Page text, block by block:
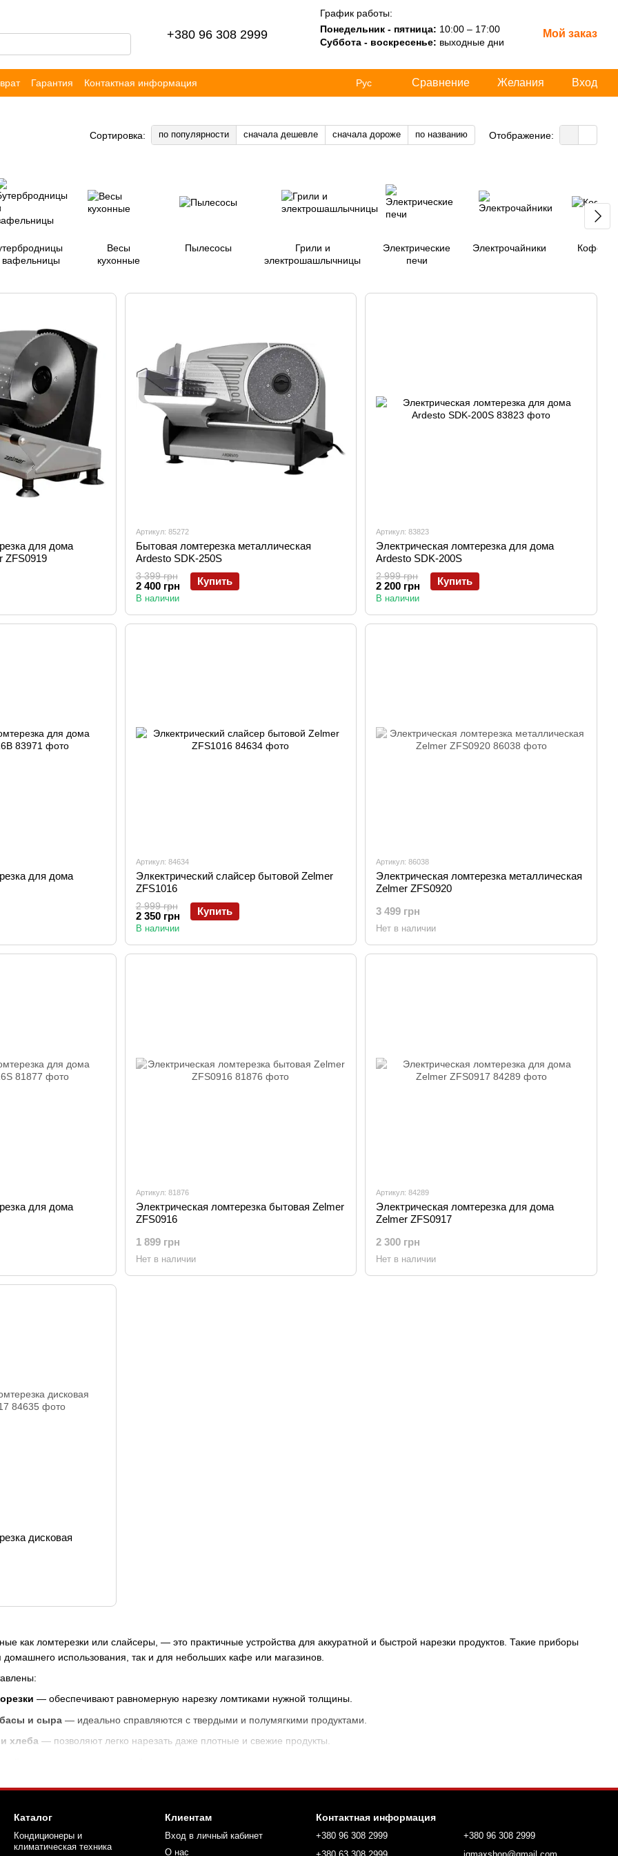
+380 96 308 2999
График работы:
Понедельник - пятница: 10:00 – 17:00
Суббота - воскресенье: выходные дни
Мой заказ
Гарантия
Контактная информация
публичной оферты Блог Отзывы
Рус Сравнение Желания Вход
Сортировка: по популярности сначала дешевле сначала дороже по названию Отображение:
вафельницы
Весы
кухонные
Пылесосы
Грили и
электрошашлычницы
Электрические
печи
Электрочайники
как ломтерезки или слайсеры, — это практичные устройства для аккуратной и быстрой нарезки продуктов. Такие приборы
домашнего использования, так и для небольших кафе или магазинов.
— обеспечивают равномерную нарезку ломтиками нужной толщины.
и сыра — идеально справляются с твердыми и полумягкими продуктами.
хлеба — позволяют легко нарезать даже плотные и свежие продукты.
для дома
ZFS0919
Артикул: 85272
Бытовая ломтерезка металлическая
Ardesto SDK-250S
3 399 грн
2 400 грн Купить
В наличии
Артикул: 83823
Электрическая ломтерезка для дома
Ardesto SDK-200S
2 999 грн
2 200 грн Купить
В наличии
для дома
Артикул: 84634
Элкектрический слайсер бытовой Zelmer
ZFS1016
2 999 грн
2 350 грн Купить
В наличии
Артикул: 86038
Электрическая ломтерезка металлическая
Zelmer ZFS0920
3 499 грн
Нет в наличии
для дома
Артикул: 81876
Электрическая ломтерезка бытовая Zelmer
ZFS0916
1 899 грн
Нет в наличии
Артикул: 84289
Электрическая ломтерезка для дома
Zelmer ZFS0917
2 300 грн
Нет в наличии
дисковая
Каталог
Кондиционеры и
климатическая техника
Клиентам
Вход в личный кабинет
О нас
Контактная информация
+380 96 308 2999
+380 96 308 2999